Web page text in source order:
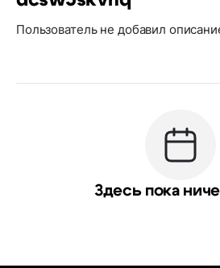
Пользователь не добавил
Здесь пока